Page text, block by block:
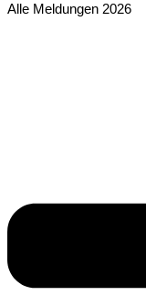
Alle Meldungen 2026